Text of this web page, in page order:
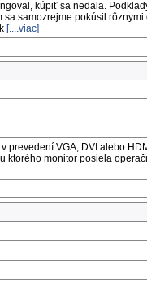
kúpiť sa nedala.
samozrejme pokúsil
[....viac]
prevedení VGA, DVI alebo
ktorého monitor posiela